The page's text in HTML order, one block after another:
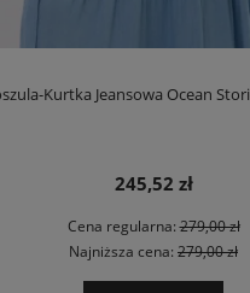
Kurtka Jeansowa Ocean
245,52 zł
Cena regularna:279,00 zł
Najniższa cena: 279,00 zł